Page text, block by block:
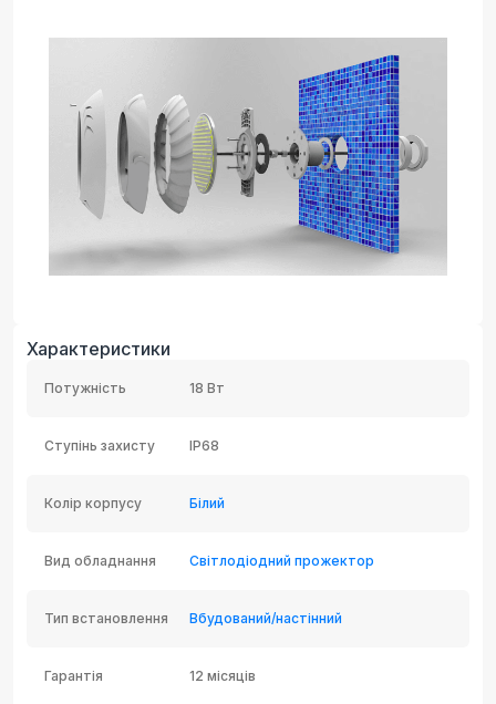
Характеристики
Потужність 18 Вт
Ступінь захисту IP68
Колір корпусу Білий
Вид обладнання Світлодіодний прожектор
Тип встановлення Вбудований/настінний
Гарантія 12 місяців